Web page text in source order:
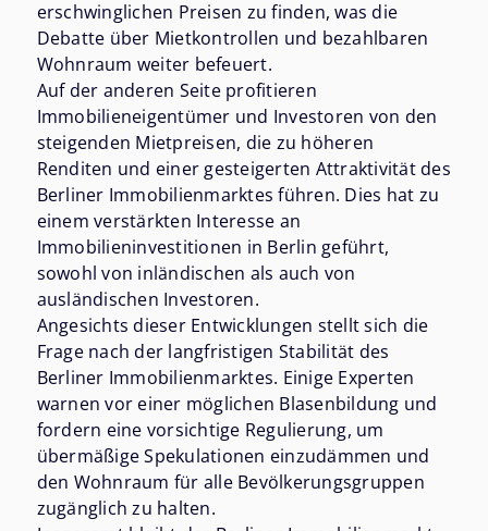
erschwinglichen Preisen zu finden, was die
Debatte über Mietkontrollen und bezahlbaren
Wohnraum weiter befeuert.
Auf der anderen Seite profitieren
Immobilieneigentümer und Investoren von den
steigenden Mietpreisen, die zu höheren
Renditen und einer gesteigerten Attraktivität des
Berliner Immobilienmarktes führen. Dies hat zu
einem verstärkten Interesse an
Immobilieninvestitionen in Berlin geführt,
sowohl von inländischen als auch von
ausländischen Investoren.
Angesichts dieser Entwicklungen stellt sich die
Frage nach der langfristigen Stabilität des
Berliner Immobilienmarktes. Einige Experten
warnen vor einer möglichen Blasenbildung und
fordern eine vorsichtige Regulierung, um
übermäßige Spekulationen einzudämmen und
den Wohnraum für alle Bevölkerungsgruppen
zugänglich zu halten.